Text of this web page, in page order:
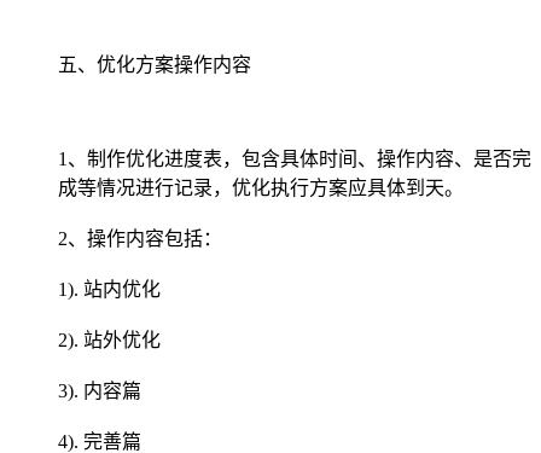
五、优化方案操作内容
1、制作优化进度表，包含具体时间、操作内容、是否完
成等情况进行记录，优化执行方案应具体到天。
2、操作内容包括：
1). 站内优化
2). 站外优化
3). 内容篇
4). 完善篇